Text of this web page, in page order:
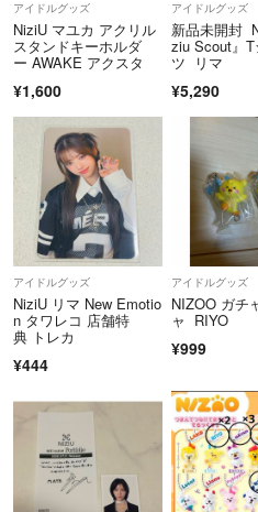
くお願い致します。
＊何かありましたら取引メッセージ
何か不明な点などありましたらお答
迅速な対応を心がけます！よろし
最後まで読んで下さりありがとうご
アイドルグッズ
NiziU マユカ アクリル
スタンドキーホルダ
ー AWAKE アクスタ
¥1,600
アイドルグッズ
新品未開封
ziu Scout』T
ツ リマ
¥5,290
アイドルグッズ
NiziU リマ New Emotio
n タワレコ 店舗特
典 トレカ
¥444
アイドルグッズ
NIZOO ガチ
ャ RIYO
¥999